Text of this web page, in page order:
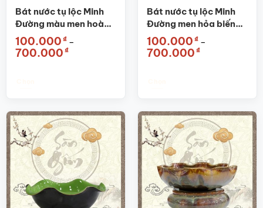
Bát nước tụ lộc Minh
Đường màu men hoàng
thổ SG-BN03
100.000 ₫ –
700.000 ₫Khoảng
này
có
nhiều
biến
thể.
Các
tùy
Bát nước tụ lộc Minh
Đường men hỏa biến
màu tím SG-BN05
100.000 ₫ –
700.000 ₫Khoảng
này
có
nhiều
biến
thể.
Các
tùy